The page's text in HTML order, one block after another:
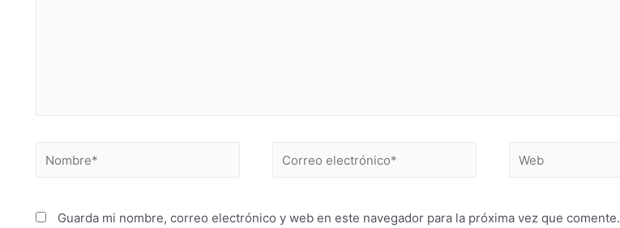
Guarda mi nombre, correo electrónico y web en este navegador para la próxima vez que comente.